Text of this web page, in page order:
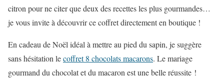
citron pour ne citer que deux des recettes les plus gourmandes…
je vous invite à découvrir ce coffret directement en boutique !
En cadeau de Noël idéal à mettre au pied du sapin, je suggère
sans hésitation lecoffret 8 chocolats macarons. Le mariage
gourmand du chocolat et du macaron est une belle réussite !